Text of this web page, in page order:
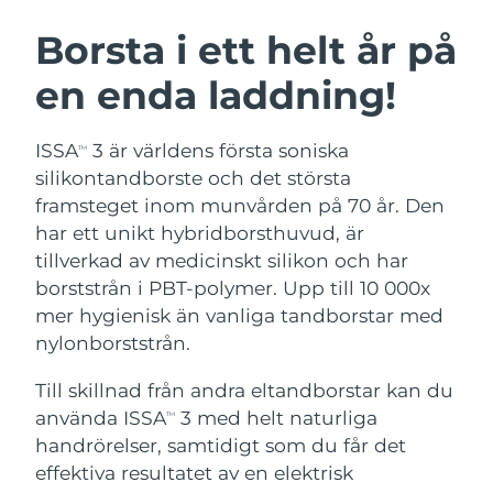
Borsta i ett helt år på
en enda laddning!
ISSATM
3 är världens första soniska
silikontandborste och det största
framsteget inom munvården på 70 år. Den
har ett unikt hybridborsthuvud, är
tillverkad av medicinskt silikon och har
borststrån i PBT-polymer. Upp till 10 000x
mer hygienisk än vanliga tandborstar med
nylonborststrån.
Till skillnad från andra eltandborstar kan du
använda ISSATM
3 med helt naturliga
handrörelser, samtidigt som du får det
effektiva resultatet av en elektrisk
LUNA™ 4-paket
Anti-aging massage
LUNA™ 4 Plus
Massage, LED heating
LUNA™ 4 Men
For men, anti-aging massage
BEAR™ 2-paket
Microcurrent toning
BEAR™ 2 go
Microcurrent toning on-the-go
BEAR™ 2 eyes & lips
Microcurrent line smoothing device
Återfuktning
UFO™ 3-paket
Deep facial hydration
UFO™ 3 LED
Near-infrared and red light therapy
device
Munvård
issa™ 4
Hybrid silicone sonic toothbrush
issa™ 4 plus
Smart hybrid silicone sonic toothbrush
FAQ™ ANTI-AGING-BEHANDLING
Anti-aging LED-behandlingar
NEW
Österrike Förväntad leverans 8/10/26
Bahrain Förväntad leverans
Belgien
Bermuda Förväntad leverans
Bosnien och
Hercegovina
Förväntad leverans
Brunei Förväntad leverans8/15/26
Kanada Förväntad leverans
Chile Förväntad leverans